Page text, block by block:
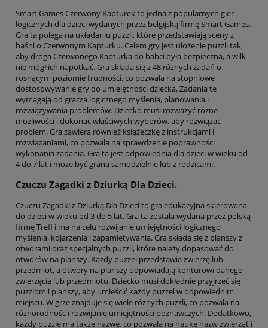
Smart Games Czerwony Kapturek to jedna z popularnych gier
logicznych dla dzieci wydanych przez belgijską firmę Smart Games.
Gra ta polega na układaniu puzzli, które przedstawiają sceny z
baśni o Czerwonym Kapturku. Celem gry jest ułożenie puzzli tak,
aby droga Czerwonego Kapturka do babci była bezpieczna, a wilk
nie mógł ich napotkać. Gra składa się z 48 różnych zadań o
rosnącym poziomie trudności, co pozwala na stopniowe
dostosowywanie gry do umiejętności dziecka. Zadania te
wymagają od gracza logicznego myślenia, planowania i
rozwiązywania problemów. Dziecko musi rozważyć różne
możliwości i dokonać właściwych wyborów, aby rozwiązać
problem. Gra zawiera również książeczkę z instrukcjami i
rozwiązaniami, co pozwala na sprawdzenie poprawności
wykonania zadania. Gra ta jest odpowiednia dla dzieci w wieku od
4 do 7 lat i może być grana samodzielnie lub z rodzicami.
Czuczu Zagadki z Dziurką Dla Dzieci.
Czuczu Zagadki z Dziurką Dla Dzieci to gra edukacyjna skierowana
do dzieci w wieku od 3 do 5 lat. Gra ta została wydana przez polską
firmę Trefl i ma na celu rozwijanie umiejętności logicznego
myślenia, kojarzenia i zapamiętywania. Gra składa się z planszy z
otworami oraz specjalnych puzzli, które należy dopasować do
otworów na planszy. Każdy puzzel przedstawia zwierzę lub
przedmiot, a otwory na planszy odpowiadają konturowi danego
zwierzęcia lub przedmiotu. Dziecko musi dokładnie przyjrzeć się
puzzlom i planszy, aby umieścić każdy puzzel w odpowiednim
miejscu. W grze znajduje się wiele różnych puzzli, co pozwala na
różnorodność i rozwijanie umiejętności poznawczych. Dodatkowo,
każdy puzzle ma także nazwę, co pozwala na naukę nazw zwierząt i